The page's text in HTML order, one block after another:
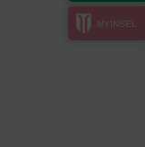
MYINSEL